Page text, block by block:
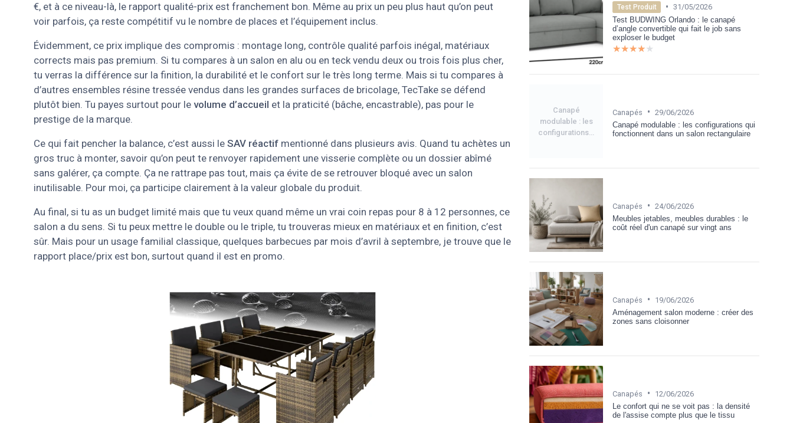
€, et à ce niveau-là, le rapport qualité-prix est franchement bon. Même au prix un peu plus haut qu’on peut
voir parfois, ça reste compétitif vu le nombre de places et l’équipement inclus.
Évidemment, ce prix implique des compromis : montage long, contrôle qualité parfois inégal, matériaux
corrects mais pas premium. Si tu compares à un salon en alu ou en teck vendu deux ou trois fois plus cher,
tu verras la différence sur la finition, la durabilité et le confort sur le très long terme. Mais si tu compares à
d’autres ensembles résine tressée vendus dans les grandes surfaces de bricolage, TecTake se défend
plutôt bien. Tu payes surtout pour le volume d’accueil et la praticité (bâche, encastrable), pas pour le
prestige de la marque.
Ce qui fait pencher la balance, c’est aussi le SAV réactif mentionné dans plusieurs avis. Quand tu achètes un
gros truc à monter, savoir qu’on peut te renvoyer rapidement une visserie complète ou un dossier abîmé
sans galérer, ça compte. Ça ne rattrape pas tout, mais ça évite de se retrouver bloqué avec un salon
inutilisable. Pour moi, ça participe clairement à la valeur globale du produit.
Au final, si tu as un budget limité mais que tu veux quand même un vrai coin repas pour 8 à 12 personnes, ce
salon a du sens. Si tu peux mettre le double ou le triple, tu trouveras mieux en matériaux et en finition, c’est
sûr. Mais pour un usage familial classique, quelques barbecues par mois d’avril à septembre, je trouve que le
rapport place/prix est bon, surtout quand il est en promo.
Test Produit • 31/05/2026
Test BUDWING Orlando : le canapé
d’angle convertible qui fait le job sans
exploser le budget
★★★★★
★★★★★
Canapé
modulable : les
configurations...
Canapés • 29/06/2026
Canapé modulable : les configurations qui
fonctionnent dans un salon rectangulaire
Canapés • 24/06/2026
Meubles jetables, meubles durables : le
coût réel d'un canapé sur vingt ans
Canapés •
19/06/2026
Aménagement salon moderne : créer des
zones sans cloisonner
Canapés •
12/06/2026
Le confort qui ne se voit pas : la densité
de l'assise compte plus que le tissu